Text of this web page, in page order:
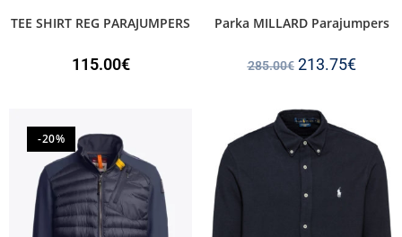
TEE SHIRT REG PARAJUMPERS
115.00€
Parka MILLARD Parajumpers
285.00€ 213.75€
-20%